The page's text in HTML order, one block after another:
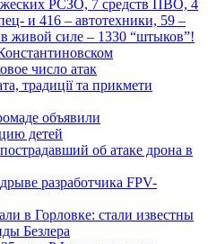
РСЗО, 7 средств ПВО, 4
и 416 – автотехники, 59 –
живой силе – 1330 “штыков”!
число атак
традиції та прикмети
объявили
детей
об атаке дрона в
разработчика FPV-
в Горловке: стали известны
Безлера